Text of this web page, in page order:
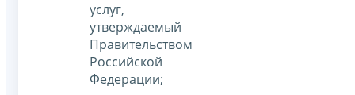
услуг,
утверждаемый
Правительством
Российской
Федерации;